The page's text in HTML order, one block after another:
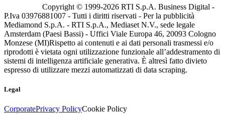
Copyright © 1999-2026 RTI S.p.A. Business Digital -
P.Iva 03976881007 - Tutti i diritti riservati - Per la pubblicità
Mediamond S.p.A. - RTI S.p.A., Mediaset N.V., sede legale
Amsterdam (Paesi Bassi) - Uffici Viale Europa 46, 20093 Cologno
Monzese (MI)Rispetto ai contenuti e ai dati personali trasmessi e/o
riprodotti è vietata ogni utilizzazione funzionale all’addestramento di
sistemi di intelligenza artificiale generativa. È altresì fatto divieto
espresso di utilizzare mezzi automatizzati di data scraping.
Legal
CorporatePrivacy PolicyCookie Policy